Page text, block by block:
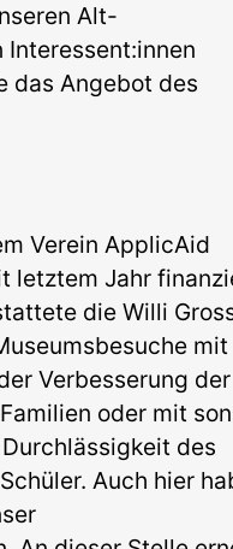
Alt-
das Angebot des
Verein ApplicAid
letztem Jahr
die Willi
mit
Verbesserung der
oder mit
des
Auch hier